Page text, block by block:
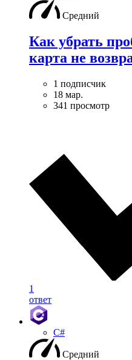
Средний
Как убрать
карта не
1 подписчик
18 мар.
341 просмотр
1
ответ
C#
Средний